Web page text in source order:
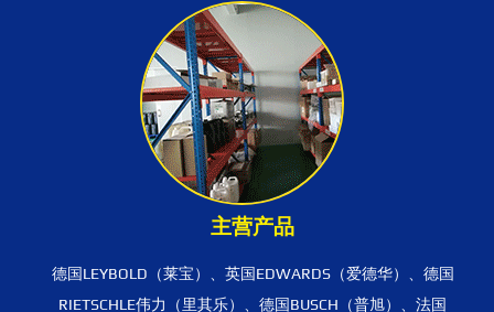
主营产品
德国LEYBOLD（莱宝）、英国EDWARDS（爱德华）、德国
RIETSCHLE伟力（里其乐）、德国BUSCH（普旭）、法国